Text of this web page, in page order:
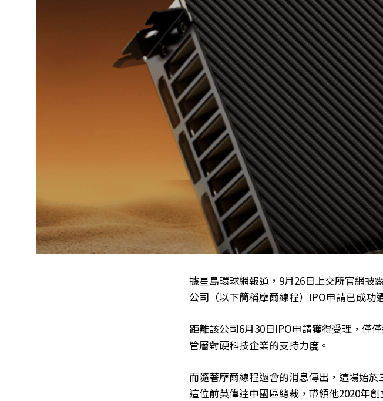
據星島環球網報道，9月26日上交所官網披
公司（以下簡稱摩爾線程）IPO申請已成功
距離該公司6月30日IPO申請獲得受理，僅
管層對硬科技企業的支持力度。
而隨著摩爾線程過會的消息傳出，這場始
這位前英偉達中國區總裁，帶領他2020年